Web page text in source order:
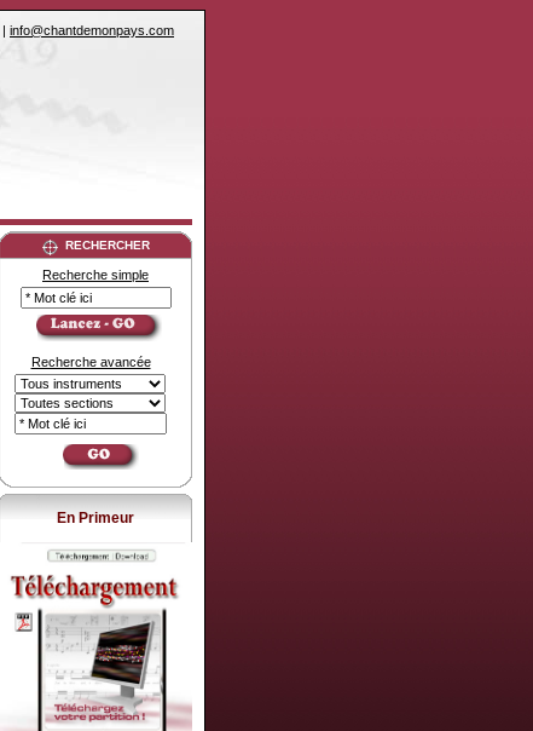
| info@chantdemonpays.com
RECHERCHER
Recherche simple
Recherche avancée
En Primeur